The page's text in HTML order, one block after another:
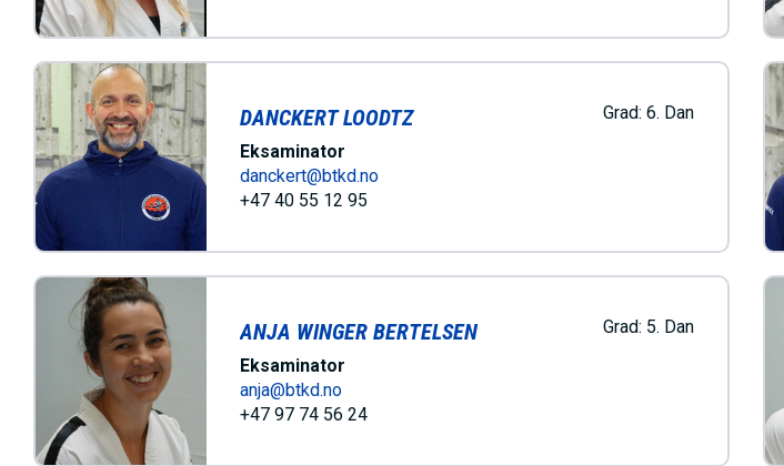
S
A
T
Grad: 6. Dan
DANCKERT LOODTZ
Eksaminator
danckert@btkd.no
+47 40 55 12 95
Grad: 5. Dan
ANJA WINGER BERTELSEN
Eksaminator
anja@btkd.no
+47 97 74 56 24